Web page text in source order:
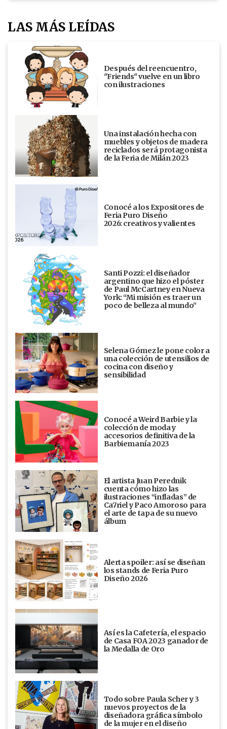
LAS MÁS LEÍDAS
Después del reencuentro,
"Friends" vuelve en un libro
con ilustraciones
Una instalación hecha con
muebles y objetos de madera
reciclados será protagonista
de la Feria de Milán 2023
Conocé a los Expositores de
Feria Puro Diseño
2026: creativos y valientes
Santi Pozzi: el diseñador
argentino que hizo el póster
de Paul McCartney en Nueva
York: “Mi misión es traer un
poco de belleza al mundo”
Selena Gómez le pone color a
una colección de utensilios de
cocina con diseño y
sensibilidad
Conocé a Weird Barbie y la
colección de moda y
accesorios definitiva de la
Barbiemanía 2023
El artista Juan Perednik
cuenta cómo hizo las
ilustraciones “infladas” de
Ca7riel y Paco Amoroso para
el arte de tapa de su nuevo
álbum
Alerta spoiler: así se diseñan
los stands de Feria Puro
Diseño 2026
Así es la Cafetería, el espacio
de Casa FOA 2023 ganador de
la Medalla de Oro
Todo sobre Paula Scher y 3
nuevos proyectos de la
diseñadora gráfica símbolo
de la mujer en el diseño